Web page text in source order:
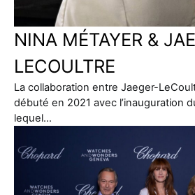
NINA MÉTAYER &
LECOULTRE
La collaboration entre Jaeger-
débuté en 2021 avec l’inauguration
lequel…